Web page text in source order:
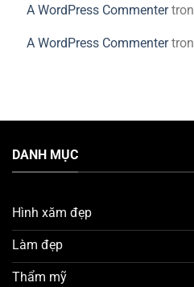
A WordPress Commenter
A WordPress Commenter
DANH MỤC
Hình xăm đẹp
Làm đẹp
Thẩm mỹ